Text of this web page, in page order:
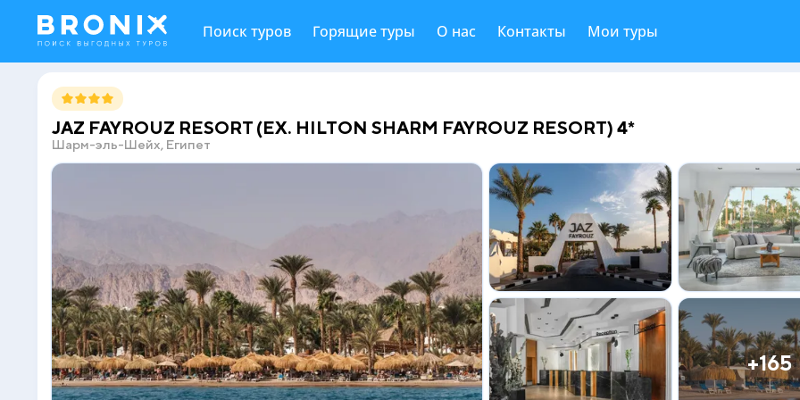
Поиск туров Горящие туры О нас Контакты Мои туры
JAZ FAYROUZ RESORT (EX. HILTON SHARM FAYROUZ RESORT) 4*
Шарм-эль-Шейх, Египет
+165